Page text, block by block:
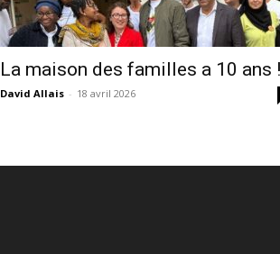
La maison des familles a 10 ans !
David Allais - 18 avril 2026